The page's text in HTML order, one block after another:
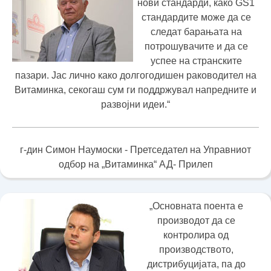
нови стандарди, како GS1
стандардите може да се
следат барањата на
потрошувачите и да се
успее на странските
пазари. Јас лично како долгогодишен раководител на
Витаминка, секогаш сум ги поддржувал напредните и
развојни идеи.“
г-дин Симон Наумоски - Претседател на Управниот
одбор на „Витаминка“ АД- Прилеп
„Основната поента е
производот да се
контролира од
производството,
дистрибуцијата, па до